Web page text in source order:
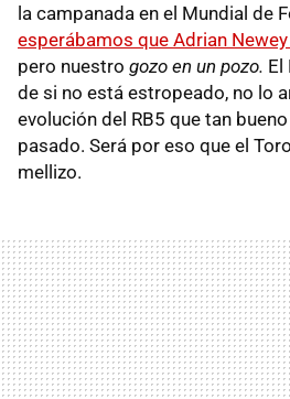
la campanada en el Mundial de
esperábamos que Adrian
pero nuestro gozo en un pozo. El
de si no está estropeado, no lo
evolución del RB5 que tan
pasado. Será por eso que el
mellizo.